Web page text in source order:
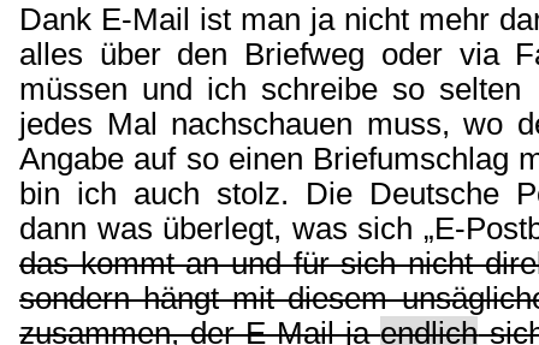
Dank E-Mail ist man ja nicht mehr
alles über den Briefweg oder via
müssen und ich schreibe so selten
jedes Mal nachschauen muss, wo
Angabe auf so einen Briefumschlag
bin ich auch stolz. Die Deutsche
dann was überlegt, was sich „E-
das kommt an und für sich nicht
sondern hängt mit diesem
zusammen, der E-Mail jaendlich